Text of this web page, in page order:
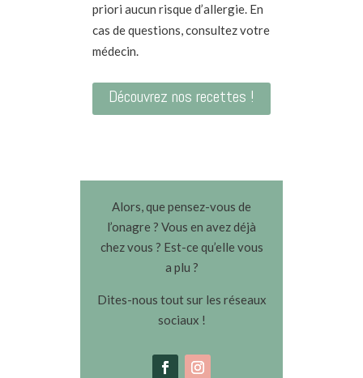
priori aucun risque d’allergie. En
cas de questions, consultez votre
médecin.
Découvrez nos recettes !
Alors, que pensez-vous de
l’onagre ? Vous en avez déjà
chez vous ? Est-ce qu’elle vous
a plu ?
Dites-nous tout sur les réseaux
sociaux !